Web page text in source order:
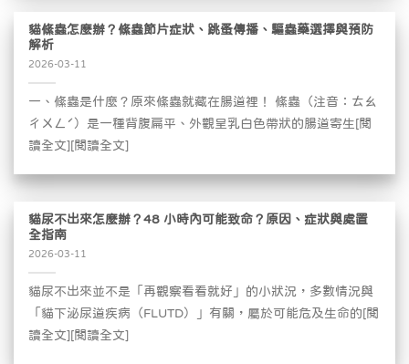
貓絛蟲怎麼辦？絛蟲節片症狀、跳蚤傳播、驅蟲藥選擇與預防
解析
2026-03-11
一、絛蟲是什麼？原來絛蟲就藏在腸道裡！ 絛蟲（注音：ㄊㄠ
ㄔㄨㄥˊ）是一種背腹扁平、外觀呈乳白色帶狀的腸道寄生[閱
讀全文][閱讀全文]
貓尿不出來怎麼辦？48 小時內可能致命？原因、症狀與處置
全指南
2026-03-11
貓尿不出來並不是「再觀察看看就好」的小狀況，多數情況與
「貓下泌尿道疾病（FLUTD）」有關，屬於可能危及生命的[閱
讀全文][閱讀全文]